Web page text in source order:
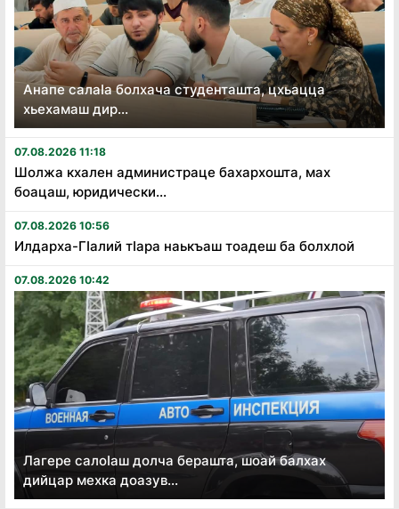
Анапе салаӏа болхача студенташта, цхьацца
хьехамаш дир...
07.08.2026 11:18
Шолжа кхален администраце бахархошта, мах
боацаш, юридически...
07.08.2026 10:56
Илдарха-Гӏалий тӏара наькъаш тоадеш ба болхлой
07.08.2026 10:42
Лагере салоӏаш долча берашта, шоай балхах
дийцар мехка доазув...